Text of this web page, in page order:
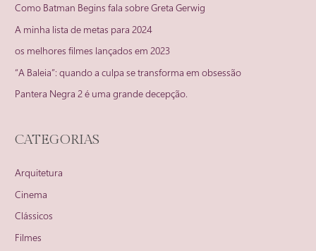
Como Batman Begins fala sobre Greta Gerwig
A minha lista de metas para 2024
os melhores filmes lançados em 2023
“A Baleia”: quando a culpa se transforma em obsessão
Pantera Negra 2 é uma grande decepção.
CATEGORIAS
Arquitetura
Cinema
Clássicos
Filmes